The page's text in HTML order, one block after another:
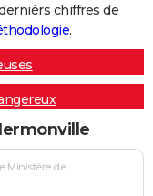
chiffres de
.
Ministère de